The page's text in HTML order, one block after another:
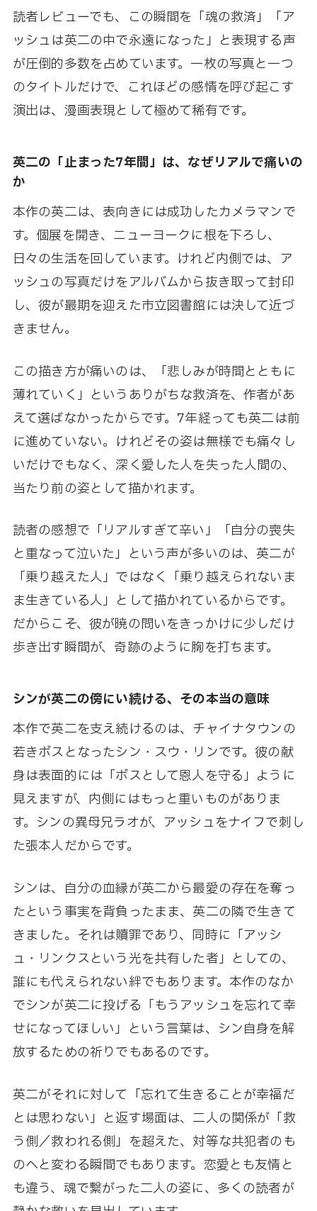
読者レビューでも、この瞬間を「魂の救済」「ア
ッシュは英二の中で永遠になった」と表現する声
が圧倒的多数を占めています。一枚の写真と一つ
のタイトルだけで、これほどの感情を呼び起こす
演出は、漫画表現として極めて稀有です。
英二の「止まった7年間」は、なぜリアルで痛いの
か
本作の英二は、表向きには成功したカメラマンで
す。個展を開き、ニューヨークに根を下ろし、
日々の生活を回しています。けれど内側では、ア
ッシュの写真だけをアルバムから抜き取って封印
し、彼が最期を迎えた市立図書館には決して近づ
きません。
この描き方が痛いのは、「悲しみが時間とともに
薄れていく」というありがちな救済を、作者があ
えて選ばなかったからです。7年経っても英二は前
に進めていない。けれどその姿は無様でも痛々し
いだけでもなく、深く愛した人を失った人間の、
当たり前の姿として描かれます。
読者の感想で「リアルすぎて辛い」「自分の喪失
と重なって泣いた」という声が多いのは、英二が
「乗り越えた人」ではなく「乗り越えられないま
ま生きている人」として描かれているからです。
だからこそ、彼が暁の問いをきっかけに少しだけ
歩き出す瞬間が、奇跡のように胸を打ちます。
シンが英二の傍にい続ける、その本当の意味
本作で英二を支え続けるのは、チャイナタウンの
若きボスとなったシン・スウ・リンです。彼の献
身は表面的には「ボスとして恩人を守る」ように
見えますが、内側にはもっと重いものがありま
す。シンの異母兄ラオが、アッシュをナイフで刺し
た張本人だからです。
シンは、自分の血縁が英二から最愛の存在を奪っ
たという事実を背負ったまま、英二の隣で生きて
きました。それは贖罪であり、同時に「アッシ
ュ・リンクスという光を共有した者」としての、
誰にも代えられない絆でもあります。本作のなか
でシンが英二に投げる「もうアッシュを忘れて幸
せになってほしい」という言葉は、シン自身を解
放するための祈りでもあるのです。
英二がそれに対して「忘れて生きることが幸福だ
とは思わない」と返す場面は、二人の関係が「救
う側／救われる側」を超えた、対等な共犯者のも
のへと変わる瞬間でもあります。恋愛とも友情と
も違う、魂で繋がった二人の姿に、多くの読者が